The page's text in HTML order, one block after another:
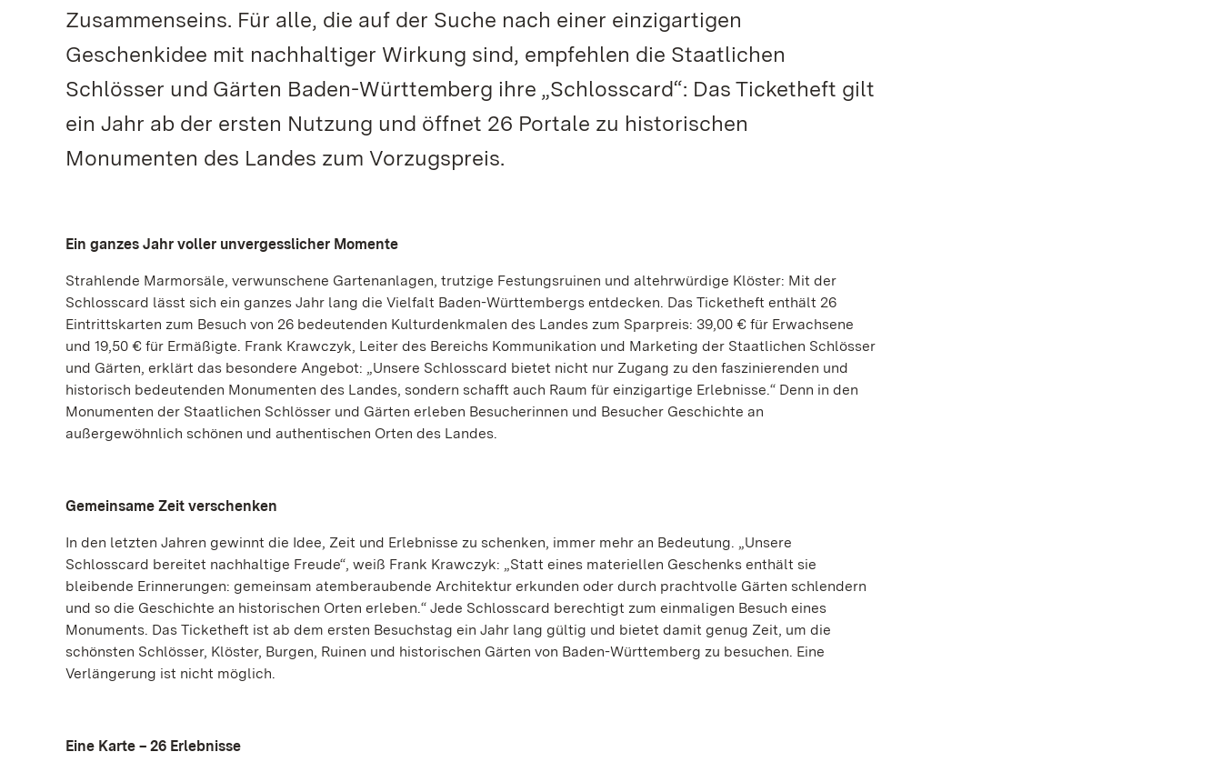
Zusammenseins. Für alle, die auf der Suche nach einer einzigartigen
Geschenkidee mit nachhaltiger Wirkung sind, empfehlen die Staatlichen
Schlösser und Gärten Baden-Württemberg ihre „Schlosscard“: Das Ticketheft gilt
ein Jahr ab der ersten Nutzung und öffnet 26 Portale zu historischen
Monumenten des Landes zum Vorzugspreis.
Ein ganzes Jahr voller unvergesslicher Momente
Strahlende Marmorsäle, verwunschene Gartenanlagen, trutzige Festungsruinen und altehrwürdige Klöster: Mit der
Schlosscard lässt sich ein ganzes Jahr lang die Vielfalt Baden-Württembergs entdecken. Das Ticketheft enthält 26
Eintrittskarten zum Besuch von 26 bedeutenden Kulturdenkmalen des Landes zum Sparpreis: 39,00 € für Erwachsene
und 19,50 € für Ermäßigte. Frank Krawczyk, Leiter des Bereichs Kommunikation und Marketing der Staatlichen Schlösser
und Gärten, erklärt das besondere Angebot: „Unsere Schlosscard bietet nicht nur Zugang zu den faszinierenden und
historisch bedeutenden Monumenten des Landes, sondern schafft auch Raum für einzigartige Erlebnisse.“ Denn in den
Monumenten der Staatlichen Schlösser und Gärten erleben Besucherinnen und Besucher Geschichte an
außergewöhnlich schönen und authentischen Orten des Landes.
Gemeinsame Zeit verschenken
In den letzten Jahren gewinnt die Idee, Zeit und Erlebnisse zu schenken, immer mehr an Bedeutung. „Unsere
Schlosscard bereitet nachhaltige Freude“, weiß Frank Krawczyk: „Statt eines materiellen Geschenks enthält sie
bleibende Erinnerungen: gemeinsam atemberaubende Architektur erkunden oder durch prachtvolle Gärten schlendern
und so die Geschichte an historischen Orten erleben.“ Jede Schlosscard berechtigt zum einmaligen Besuch eines
Monuments. Das Ticketheft ist ab dem ersten Besuchstag ein Jahr lang gültig und bietet damit genug Zeit, um die
schönsten Schlösser, Klöster, Burgen, Ruinen und historischen Gärten von Baden-Württemberg zu besuchen. Eine
Verlängerung ist nicht möglich.
Eine Karte – 26 Erlebnisse